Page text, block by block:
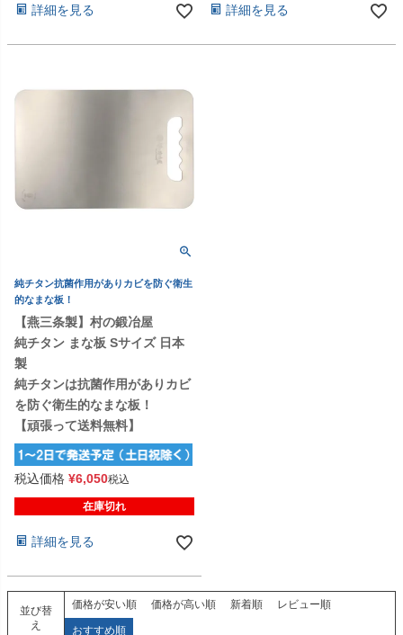
詳細を見る 詳細を見る
純チタン抗菌作用がありカビを防ぐ衛生
的なまな板！
【燕三条製】村の鍛冶屋
純チタン まな板 Sサイズ 日本
製
純チタンは抗菌作用がありカビ
を防ぐ衛生的なまな板！
【頑張って送料無料】
税込価格 ¥6,050税込
在庫切れ
詳細を見る
並び替
え
価格が安い順 価格が高い順 新着順 レビュー順
おすすめ順